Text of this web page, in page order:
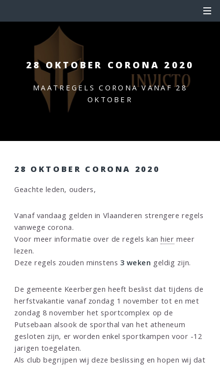
28 OKTOBER CORONA 2020
MAATREGELS CORONA VANAF 28
OKTOBER
28 OKTOBER CORONA 2020
Geachte leden, ouders,
Vanaf vandaag gelden in Vlaanderen strengere regels
vanwege corona.
Voor meer informatie over de regels kanhier meer
lezen.
Deze regels zouden minstens 3 weken geldig zijn.
De gemeente Keerbergen heeft beslist dat tijdens de
herfstvakantie vanaf zondag 1 november tot en met
zondag 8 november het sportcomplex op de
Putsebaan alsook de sporthal van het atheneum
gesloten zijn, er worden enkel sportkampen voor -12
jarigen toegelaten.
Als club begrijpen wij deze beslissing en hopen wij dat